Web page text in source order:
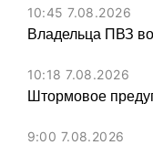
10:45 7.08.2026
Владельца ПВЗ
10:18 7.08.2026
Штормовое
9:00 7.08.2026